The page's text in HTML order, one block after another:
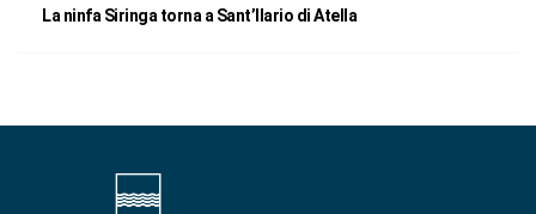
La ninfa Siringa torna a Sant’Ilario di Atella